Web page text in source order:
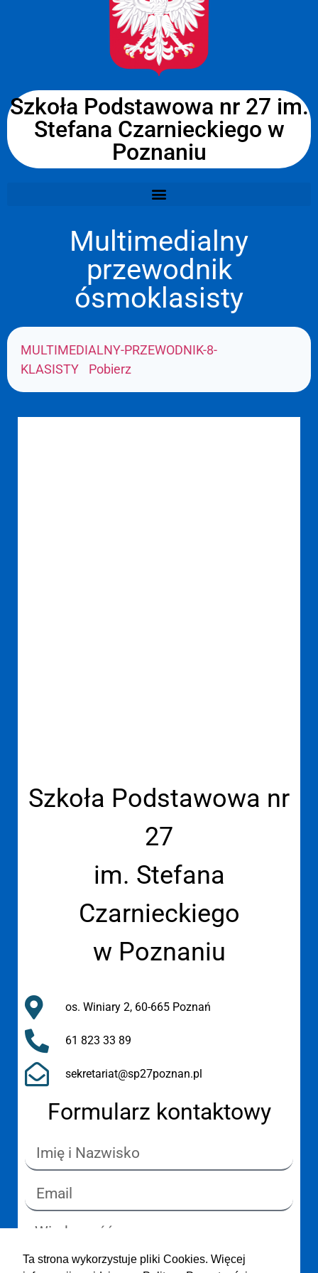
Szkoła Podstawowa nr 27 im.
Stefana Czarnieckiego w
Poznaniu
Multimedialny
przewodnik
ósmoklasisty
MULTIMEDIALNY-PRZEWODNIK-8-
KLASISTY
Pobierz
Szkoła Podstawowa nr
27
im. Stefana
Czarnieckiego
w Poznaniu
os. Winiary 2, 60-665 Poznań
61 823 33 89
sekretariat@sp27poznan.pl
Formularz kontaktowy
Ta strona wykorzystuje pliki Cookies. Więcej